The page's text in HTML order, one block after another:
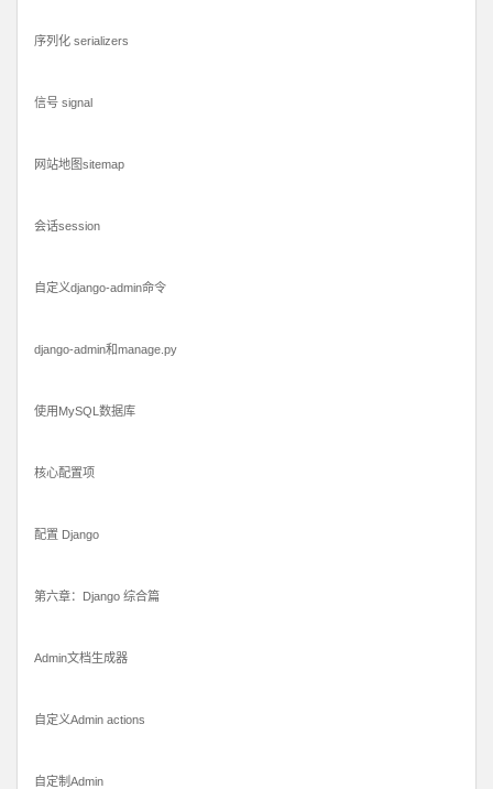
序列化 serializers
信号 signal
网站地图sitemap
会话session
自定义django-admin命令
django-admin和manage.py
使用MySQL数据库
核心配置项
配置 Django
第六章：Django 综合篇
Admin文档生成器
自定义Admin actions
自定制Admin